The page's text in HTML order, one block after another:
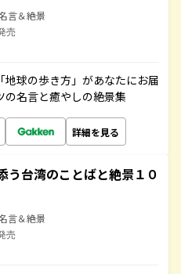
言＆絶景
売
球の歩き方」があなたにお届
の名言と癒やしの絶景集
詳細を見る
う台湾のことばと絶景１０
言＆絶景
売